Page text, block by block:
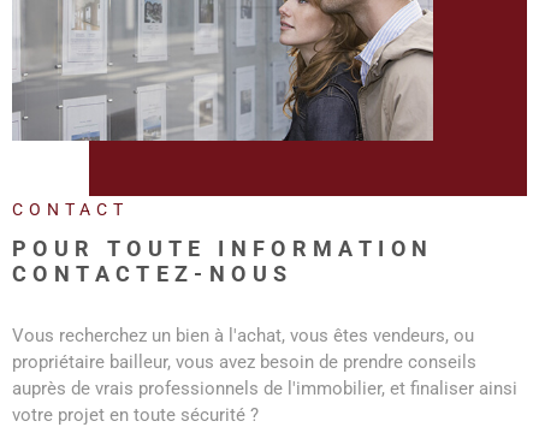
BLOG
CONTACT
POUR TOUTE INFORMATION
CONTACTEZ-NOUS
Vous recherchez un bien à l'achat, vous êtes vendeurs, ou
propriétaire bailleur, vous avez besoin de prendre conseils
auprès de vrais professionnels de l'immobilier, et finaliser ainsi
votre projet en toute sécurité ?